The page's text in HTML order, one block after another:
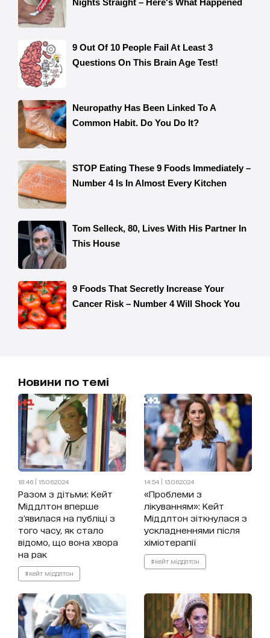
Новини по темі
18:46 | 15.06.2024
Разом з дітьми: Кейт
Міддлтон вперше
з'явилася на публіці з
того часу, як стало
відомо, що вона хвора
на рак
#кейт міддлтон
14:54 | 13.06.2024
«Проблеми з
лікуванням»: Кейт
Міддлтон зіткнулася з
ускладненнями після
хіміотерапії
#кейт міддлтон